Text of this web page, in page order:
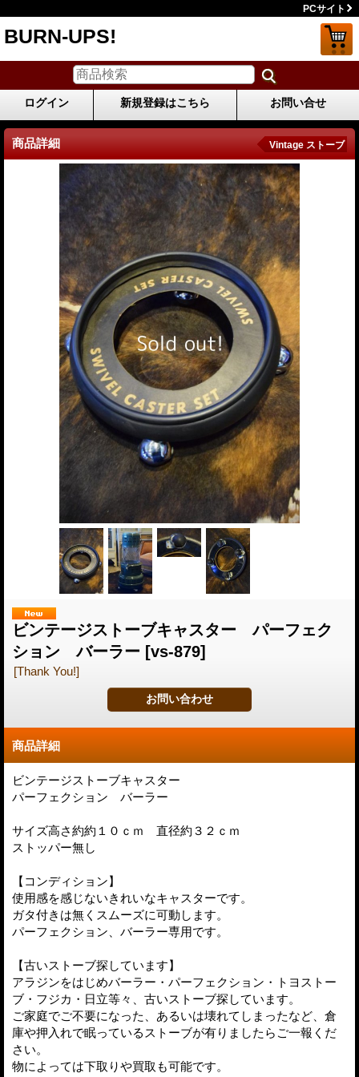
PCサイト
BURN-UPS!
ログイン 新規登録はこちら お問い合せ
商品詳細 Vintage ストーブ
ビンテージストーブキャスター パーフェク
ション バーラー [vs-879]
[Thank You!]
商品詳細
ビンテージストーブキャスター
パーフェクション バーラー
サイズ高さ約約１０ｃｍ 直径約３２ｃｍ
ストッパー無し
【コンディション】
使用感を感じないきれいなキャスターです。
ガタ付きは無くスムーズに可動します。
パーフェクション、バーラー専用です。
【古いストーブ探しています】
アラジンをはじめバーラー・パーフェクション・トヨストー
ブ・フジカ・日立等々、古いストーブ探しています。
ご家庭でご不要になった、あるいは壊れてしまったなど、倉
庫や押入れで眠っているストーブが有りましたらご一報くだ
さい。
物によっては下取りや買取も可能です。